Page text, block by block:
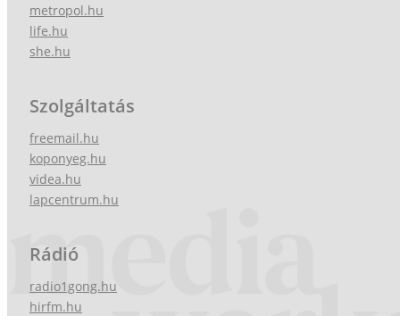
metropol.hu
life.hu
she.hu
Szolgáltatás
freemail.hu
koponyeg.hu
videa.hu
lapcentrum.hu
Rádió
radio1gong.hu
hirfm.hu